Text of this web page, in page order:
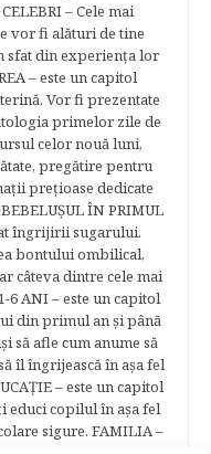
– Cele mai
vor fi alături de tine
sfat din experienţa lor
– este un capitol
Vor fi prezentate
primelor zile de
celor nouă luni,
pregătire pentru
preţioase dedicate
ÎN PRIMUL
îngrijirii sugarului.
bontului ombilical,
câteva dintre cele mai
6 ANI – este un capitol
din primul an şi până
să afle cum anume să
îl îngrijească în aşa fel
– este un capitol
educi copilul în aşa fel
sigure. FAMILIA –